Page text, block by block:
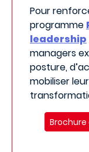
Pour
programme
leadership
managers
posture,
mobiliser